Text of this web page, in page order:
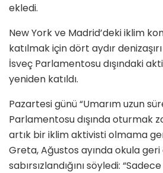
ekledi.
New York ve Madrid’deki iklim
katılmak için dört aydır
İsveç Parlamentosu dışındaki
yeniden katıldı.
Pazartesi günü “Umarım uzun
Parlamentosu dışında oturmak
artık bir iklim aktivisti olmama
Greta, Ağustos ayında okula
sabırsızlandığını söyledi: